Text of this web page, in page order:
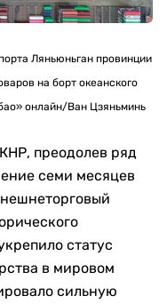
Ляньюньган провинции
на борт океанского
онлайн/Ван Цзяньминь
преодолев ряд
семи месяцев
статус
в мировом
сильную